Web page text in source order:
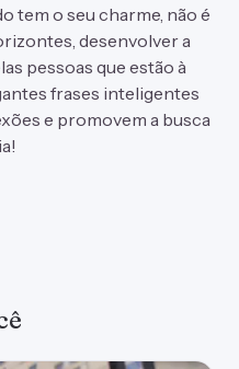
tem o seu charme, não é
desenvolver a
pessoas que estão à
frases inteligentes
e promovem a busca